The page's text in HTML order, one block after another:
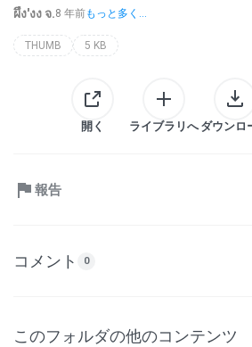
ผึ้ง'งง จ.8 年前もっと多く...
THUMB 5 KB
開く ライブラリへ ダウンロ
報告
コメント 0
このフォルダの他のコンテンツ